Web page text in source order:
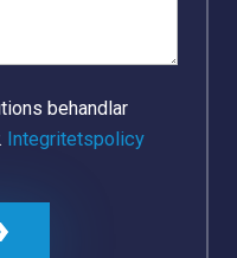
behandlar
Integritetspolicy